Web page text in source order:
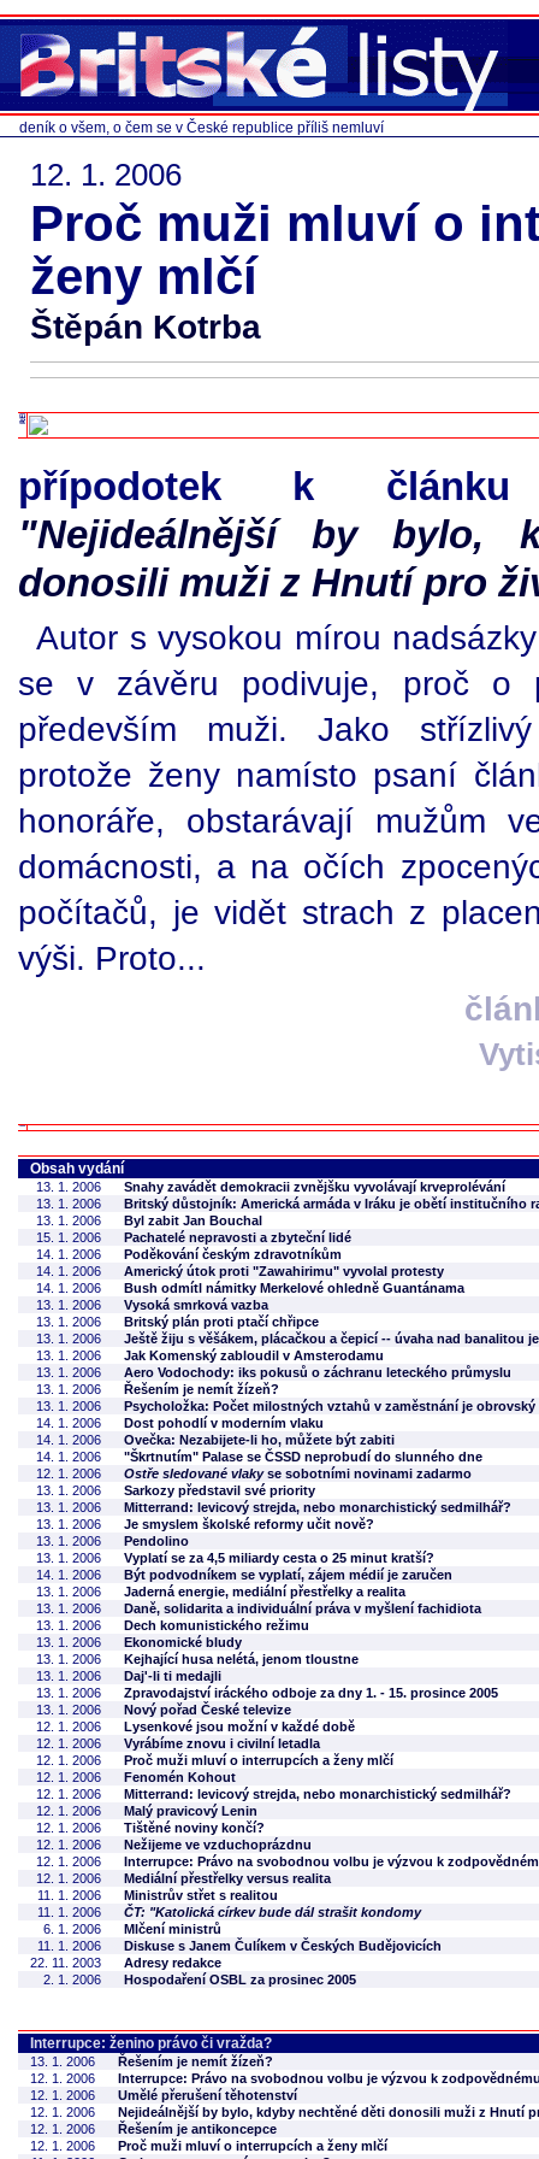
deník o všem, o čem se v České republice příliš nemluví
12. 1. 2006
Proč muži mluví o
ženy mlčí
Štěpán Kotrba
přípodotek k článku
"Nejideálnější by bylo,
donosili muži z Hnutí pro
Autor s vysokou mírou
se v závěru podivuje, proč o
především muži. Jako
protože ženy namísto psaní
honoráře, obstarávají mužům
domácnosti, a na očích
počítačů, je vidět strach z
výši. Proto...
Obsah vydání
13. 1. 2006
Snahy zavádět demokracii zvnějšku vyvolávají krveprolévání
13. 1. 2006
Britský důstojník: Americká armáda v Iráku je obětí institučního
13. 1. 2006
Byl zabit Jan Bouchal
15. 1. 2006
Pachatelé nepravosti a zbyteční lidé
14. 1. 2006
Poděkování českým zdravotníkům
14. 1. 2006
Americký útok proti "Zawahirimu" vyvolal protesty
14. 1. 2006
Bush odmítl námitky Merkelové ohledně Guantánama
13. 1. 2006
Vysoká smrková vazba
13. 1. 2006
Britský plán proti ptačí chřipce
13. 1. 2006
Ještě žiju s věšákem, plácačkou a čepicí -- úvaha nad banalitou
13. 1. 2006
Jak Komenský zabloudil v Amsterodamu
13. 1. 2006
Aero Vodochody: iks pokusů o záchranu leteckého průmyslu
13. 1. 2006
Řešením je nemít žízeň?
13. 1. 2006
Psycholožka: Počet milostných vztahů v zaměstnání je obrovský
14. 1. 2006
Dost pohodlí v moderním vlaku
14. 1. 2006
Ovečka: Nezabijete-li ho, můžete být zabiti
14. 1. 2006
"Škrtnutím" Palase se ČSSD neprobudí do slunného dne
12. 1. 2006
Ostře sledované vlakyse sobotními novinami zadarmo
13. 1. 2006
Sarkozy představil své priority
13. 1. 2006
Mitterrand: levicový strejda, nebo monarchistický sedmilhář?
13. 1. 2006
Je smyslem školské reformy učit nově?
13. 1. 2006
Pendolino
13. 1. 2006
Vyplatí se za 4,5 miliardy cesta o 25 minut kratší?
14. 1. 2006
Být podvodníkem se vyplatí, zájem médií je zaručen
13. 1. 2006
Jaderná energie, mediální přestřelky a realita
13. 1. 2006
Daně, solidarita a individuální práva v myšlení fachidiota
13. 1. 2006
Dech komunistického režimu
13. 1. 2006
Ekonomické bludy
13. 1. 2006
Kejhající husa nelétá, jenom tloustne
13. 1. 2006
Daj'-li ti medajli
13. 1. 2006
Zpravodajství iráckého odboje za dny 1. - 15. prosince 2005
13. 1. 2006
Nový pořad České televize
12. 1. 2006
Lysenkové jsou možní v každé době
12. 1. 2006
Vyrábíme znovu i civilní letadla
12. 1. 2006
Proč muži mluví o interrupcích a ženy mlčí
12. 1. 2006
Fenomén Kohout
12. 1. 2006
Mitterrand: levicový strejda, nebo monarchistický sedmilhář?
12. 1. 2006
Malý pravicový Lenin
12. 1. 2006
Tištěné noviny končí?
12. 1. 2006
Nežijeme ve vzduchoprázdnu
12. 1. 2006
Interrupce: Právo na svobodnou volbu je výzvou k
12. 1. 2006
Mediální přestřelky versus realita
11. 1. 2006
Ministrův střet s realitou
11. 1. 2006
ČT: "Katolická církev bude dál strašit kondomy
6. 1. 2006
Mlčení ministrů
11. 1. 2006
Diskuse s Janem Čulíkem v Českých Budějovicích
22. 11. 2003
Adresy redakce
2. 1. 2006
Hospodaření OSBL za prosinec 2005
Interrupce: ženino právo či vražda?
13. 1. 2006
Řešením je nemít žízeň?
12. 1. 2006
Interrupce: Právo na svobodnou volbu je výzvou k
12. 1. 2006
Umělé přerušení těhotenství
12. 1. 2006
Nejideálnější by bylo, kdyby nechtěné děti donosili muži z Hnutí
12. 1. 2006
Řešením je antikoncepce
12. 1. 2006
Proč muži mluví o interrupcích a ženy mlčí